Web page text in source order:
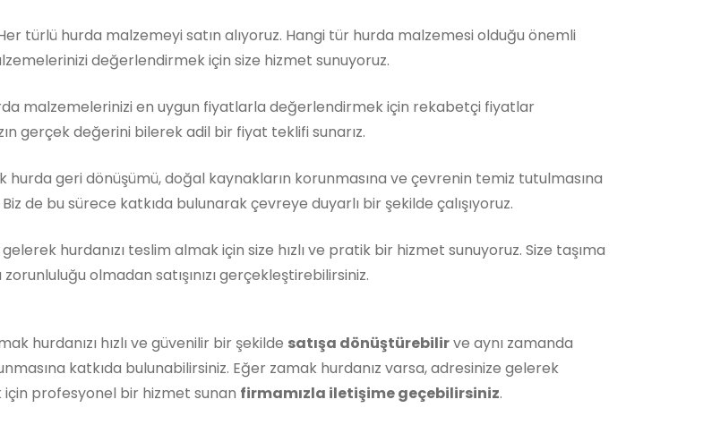
türlü hurda malzemeyi satın alıyoruz. Hangi tür hurda malzemesi olduğu önemli
değerlendirmek için size hizmet sunuyoruz.
malzemelerinizi en uygun fiyatlarla değerlendirmek için rekabetçi fiyatlar
gerçek değerini bilerek adil bir fiyat teklifi sunarız.
hurda geri dönüşümü, doğal kaynakların korunmasına ve çevrenin temiz tutulmasına
de bu sürece katkıda bulunarak çevreye duyarlı bir şekilde çalışıyoruz.
hurdanızı teslim almak için size hızlı ve pratik bir hizmet sunuyoruz. Size taşıma
olmadan satışınızı gerçekleştirebilirsiniz.
hurdanızı hızlı ve güvenilir bir şekilde satışa dönüştürebilirve aynı zamanda
katkıda bulunabilirsiniz. Eğer zamak hurdanız varsa, adresinize gelerek
için profesyonel bir hizmet sunan firmamızla iletişime geçebilirsiniz.